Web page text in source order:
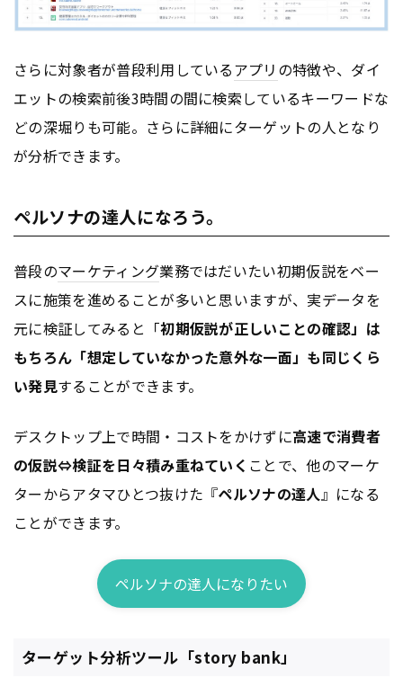
さらに対象者が普段利用しているアプリ の特徴や、ダイ
エットの検索前後3時間の間に検索しているキーワードな
どの深堀りも可能。さらに詳細にターゲットの人となり
が分析できます。
ペルソナの達人になろう。
普段のマーケティング業務ではだいたい初期仮説をベー
スに施策を進めることが多いと思いますが、実データを
元に検証してみると「初期仮説が正しいことの確認」は
もちろん「想定していなかった意外な一面」も同じくら
い発見することができます。
デスクトップ上で時間・コストをかけずに高速で消費者
の仮説⇔検証を日々積み重ねていく ことで、他のマーケ
ターからアタマひとつ抜けた『ペルソナの達人』になる
ことができます。
ペルソナの達人になりたい
ターゲット分析ツール「story bank」